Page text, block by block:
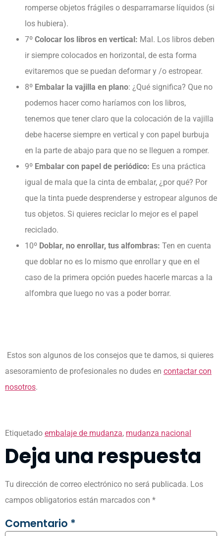
romperse objetos frágiles o desparramarse líquidos (si
los hubiera).
7º Colocar los libros en vertical: Mal. Los libros deben
ir siempre colocados en horizontal, de esta forma
evitaremos que se puedan deformar y /o estropear.
8º Embalar la vajilla en plano: ¿Qué significa? Que no
podemos hacer como haríamos con los libros,
tenemos que tener claro que la colocación de la vajilla
debe hacerse siempre en vertical y con papel burbuja
en la parte de abajo para que no se lleguen a romper.
9º Embalar con papel de periódico: Es una práctica
igual de mala que la cinta de embalar, ¿por qué? Por
que la tinta puede desprenderse y estropear algunos de
tus objetos. Si quieres reciclar lo mejor es el papel
reciclado.
10º Doblar, no enrollar, tus alfombras: Ten en cuenta
que doblar no es lo mismo que enrollar y que en el
caso de la primera opción puedes hacerle marcas a la
alfombra que luego no vas a poder borrar.
Estos son algunos de los consejos que te damos, si quieres
asesoramiento de profesionales no dudes en contactar con
nosotros.
Etiquetado embalaje de mudanza, mudanza nacional
Deja una respuesta
Tu dirección de correo electrónico no será publicada. Los
campos obligatorios están marcados con *
Comentario *